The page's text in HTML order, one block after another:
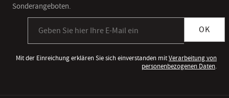
Sonderangeboten.
OK
Mit der Einreichung erklären Sie sich einverstanden mitVerarbeitung von
personenbezogenen Daten.